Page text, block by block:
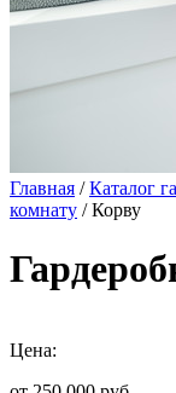
Главная /Каталог
комнату / Корву
Цена: